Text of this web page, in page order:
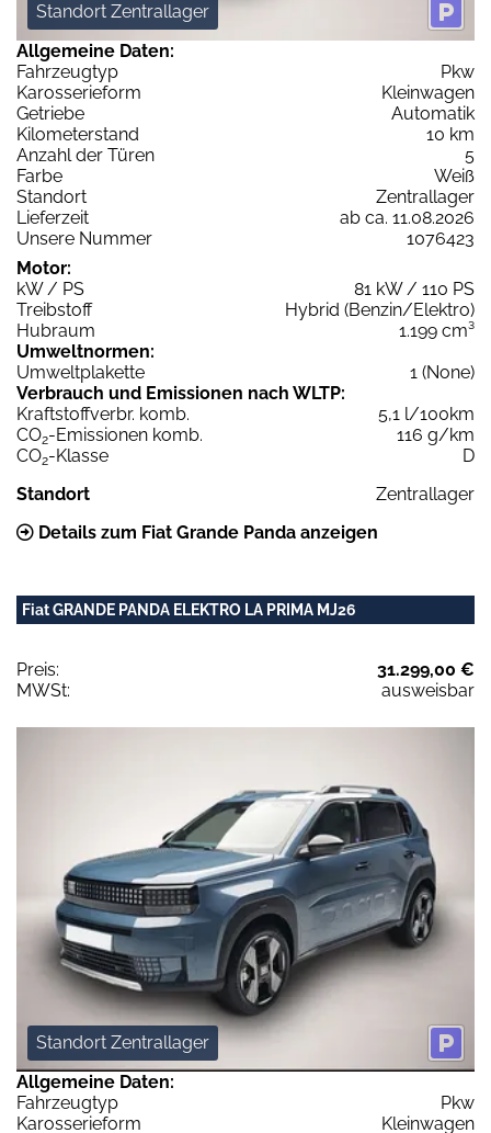
Standort Zentrallager
Allgemeine Daten:
Fahrzeugtyp
Pkw
Karosserieform
Kleinwagen
Getriebe
Automatik
Kilometerstand
10 km
Anzahl der Türen
5
Farbe
Weiß
Standort
Zentrallager
Lieferzeit
ab ca. 11.08.2026
Unsere Nummer
1076423
Motor:
kW / PS
81 kW / 110 PS
Treibstoff
Hybrid (Benzin/Elektro)
Hubraum
1.199 cm³
Umweltnormen:
Umweltplakette
1 (None)
Verbrauch und Emissionen nach WLTP:
Kraftstoffverbr. komb.
5,1 l/100km
CO2-Emissionen komb.
116 g/km
CO2-Klasse
D
Standort
Zentrallager
Details zum Fiat Grande Panda anzeigen
Fiat GRANDE PANDA ELEKTRO LA PRIMA MJ26
Preis:
31.299,00 €
MWSt:
ausweisbar
Standort Zentrallager
Allgemeine Daten:
Fahrzeugtyp
Pkw
Karosserieform
Kleinwagen